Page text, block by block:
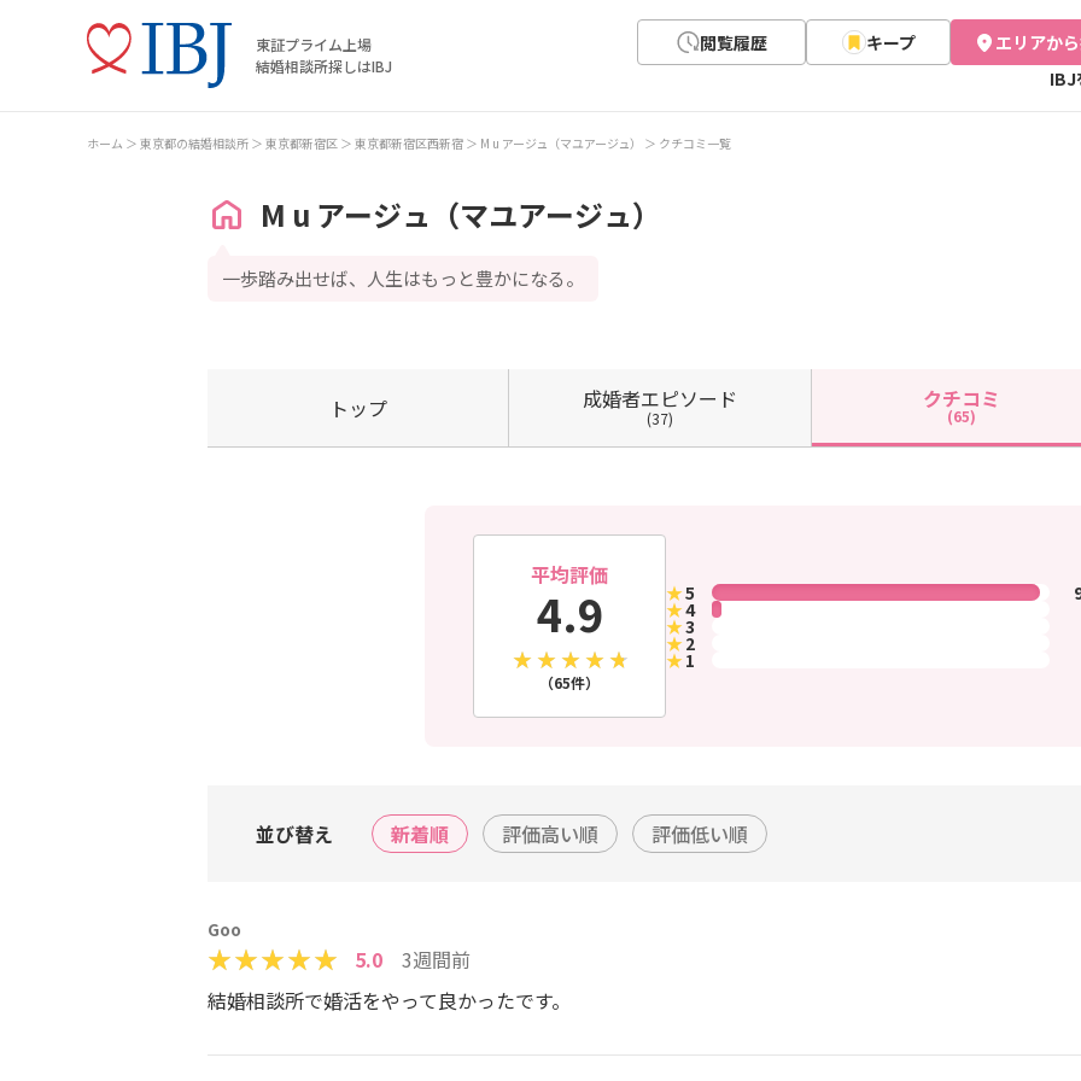
東証プライム上場
結婚相談所探しはIBJ
閲覧履歴 キープ エリアか
IBJ
ホーム 東京都の結婚相談所 東京都新宿区 東京都新宿区西新宿 M u アージュ（マユアージュ） クチコミ一覧
M u アージュ（マユアージュ）
一歩踏み出せば、人生はもっと豊かになる。
トップ 成婚者エピソード
(37)
クチコミ
(65)
平均評価
4.9
（65件）
★5
★4
★3
★ 2
★ 1
並び替え 新着順 評価高い順 評価低い順
Goo
5.0
3週間前
結婚相談所で婚活をやって良かったです。